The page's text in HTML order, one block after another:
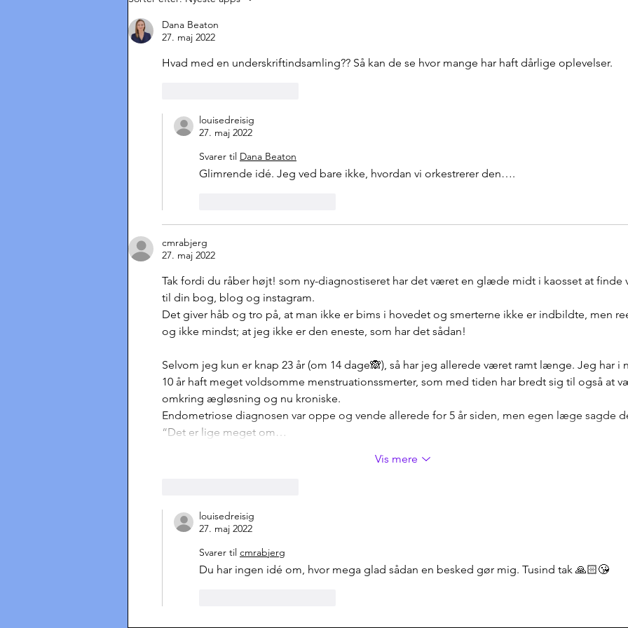
Dana Beaton
27. maj 2022
Hvad med en underskriftindsamling?? Så kan de se hvor mange har haft dårlige oplevelser.
louisedreisig
27. maj 2022
Svarer til Dana Beaton
Glimrende idé. Jeg ved bare ikke, hvordan vi orkestrerer den….
cmrabjerg
27. maj 2022
Tak fordi du råber højt! som ny-diagnostiseret har det været en glæde midt i kaosset at finde
til din bog, blog og instagram.
Det giver håb og tro på, at man ikke er bims i hovedet og smerterne ikke er indbildte, men
og ikke mindst; at jeg ikke er den eneste, som har det sådan!
Selvom jeg kun er knap 23 år (om 14 dage🙈), så har jeg allerede været ramt længe. Jeg har i
10 år haft meget voldsomme menstruationssmerter, som med tiden har bredt sig til også at
omkring ægløsning og nu kroniske.
Endometriose diagnosen var oppe og vende allerede for 5 år siden, men egen læge sagde
“Det er lige meget om…
Vis mere
louisedreisig
27. maj 2022
Svarer til cmrabjerg
Du har ingen idé om, hvor mega glad sådan en besked gør mig. Tusind tak 🙏🏻😘